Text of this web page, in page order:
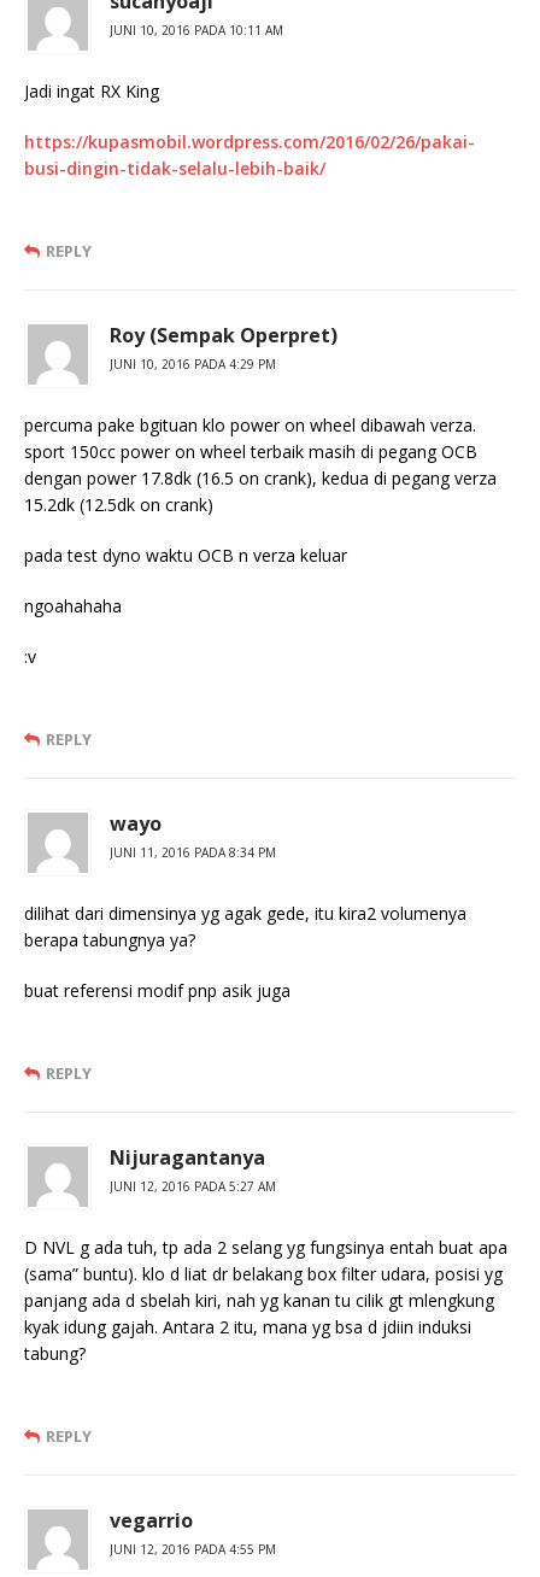
JUNI 10, 2016 PADA 10:11 AM
Jadi ingat RX King
https://kupasmobil.wordpress.com/2016/02/26/pakai-
busi-dingin-tidak-selalu-lebih-baik/
REPLY
Roy (Sempak Operpret)
JUNI 10, 2016 PADA 4:29 PM
percuma pake bgituan klo power on wheel dibawah verza.
sport 150cc power on wheel terbaik masih di pegang OCB
dengan power 17.8dk (16.5 on crank), kedua di pegang verza
15.2dk (12.5dk on crank)
pada test dyno waktu OCB n verza keluar
ngoahahaha
:v
REPLY
wayo
JUNI 11, 2016 PADA 8:34 PM
dilihat dari dimensinya yg agak gede, itu kira2 volumenya
berapa tabungnya ya?
buat referensi modif pnp asik juga
REPLY
Nijuragantanya
JUNI 12, 2016 PADA 5:27 AM
D NVL g ada tuh, tp ada 2 selang yg fungsinya entah buat apa
(sama” buntu). klo d liat dr belakang box filter udara, posisi yg
panjang ada d sbelah kiri, nah yg kanan tu cilik gt mlengkung
kyak idung gajah. Antara 2 itu, mana yg bsa d jdiin induksi
tabung?
REPLY
vegarrio
JUNI 12, 2016 PADA 4:55 PM